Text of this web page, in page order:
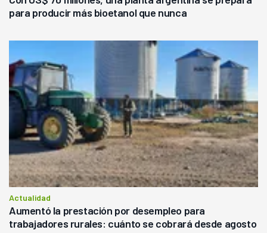
para producir más bioetanol que nunca
Actualidad
Aumentó la prestación por desempleo para
trabajadores rurales: cuánto se cobrará desde agosto